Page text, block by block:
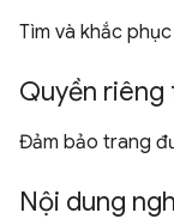
Tìm và khắc
Quyền riêng
Đảm bảo trang
Nội dung